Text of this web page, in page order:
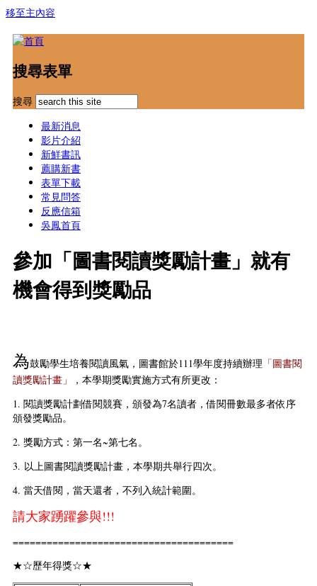
移至主內容
搜尋表單
搜尋
最新消息
影片介紹
新鮮書訊
薦購新書
表單下載
常見問答
反應信箱
吳鳳首頁
參加「圖書閱讀獎勵計畫」就有
機會得到獎勵品
為鼓勵學生培養閱讀風氣，圖書館於111學年度持續辦理 「圖書閱
讀獎勵計畫」
，本學期獎勵實施方式有所更改：
1. 閱讀獎勵計劃借閱競賽，頒發為7名讀者，借閱冊數最多者依序
頒發獎勵品。
2. 獎勵方式：第一名~第七名。
3. 以上圖書閱讀獎勵計畫，本學期共舉行四次。
4. 當天借閱，當天還者，不列入統計範圍。
請大家踴躍參與!!!
=======================================
★☆歷年得獎☆★